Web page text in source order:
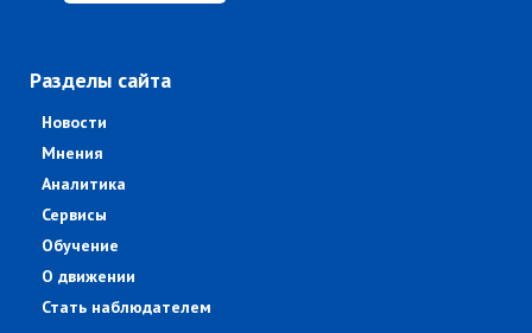
Разделы сайта
Новости
Мнения
Аналитика
Сервисы
Обучение
О движении
Стать наблюдателем